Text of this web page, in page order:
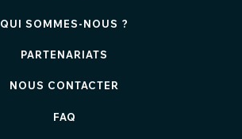
QUI SOMMES-NOUS ?
PARTENARIATS
NOUS CONTACTER
FAQ